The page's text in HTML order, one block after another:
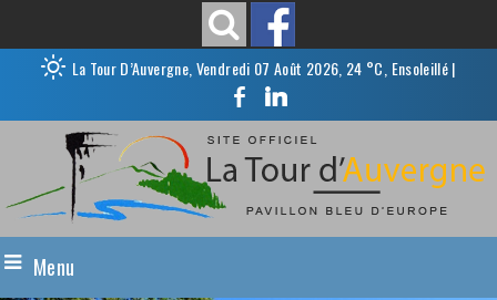
La Tour D’Auvergne, Vendredi 07 Août 2026, 24 °C, Ensoleillé|
Menu